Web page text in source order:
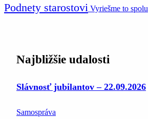
Podnety starostovi Vyriešme to spolu
Najbližšie udalosti
Slávnosť jubilantov – 22.09.2026
Samospráva